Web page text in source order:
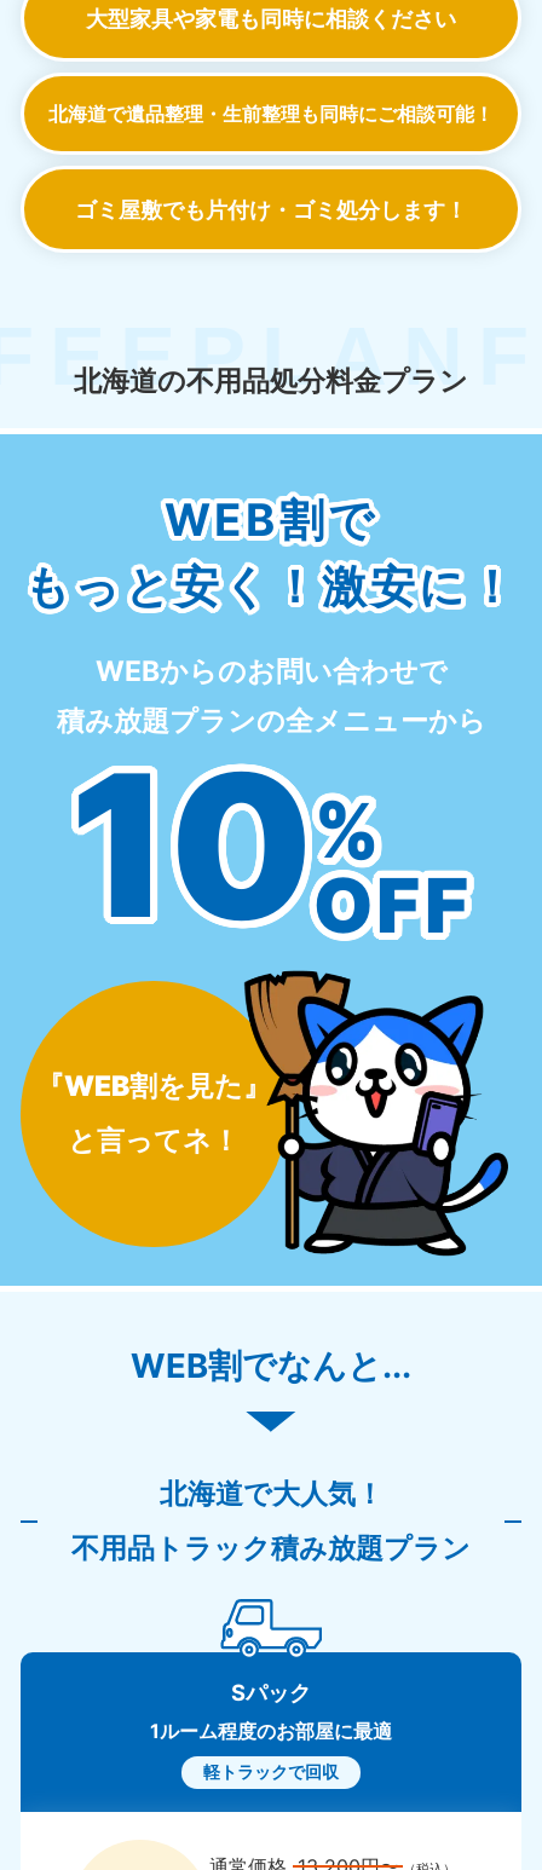
大型家具や家電も同時に相談ください
北海道で遺品整理・生前整理も同時にご相談可能！
ゴミ屋敷でも 片付け・ゴミ処分します！
北海道の不用品処分料金プラン
WEB割で
もっと安く！激安に！
WEBからのお問い合わせで
積み放題プランの全メニューから
10%
OFF
『WEB割を見た』
と言ってネ！
WEB割でなんと...
北海道で大人気！
不用品トラック積み放題プラン
Sパック
1ルーム程度のお部屋に最適
軽トラックで回収